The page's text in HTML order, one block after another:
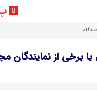
دیدگاه
برخی از نمایندگان